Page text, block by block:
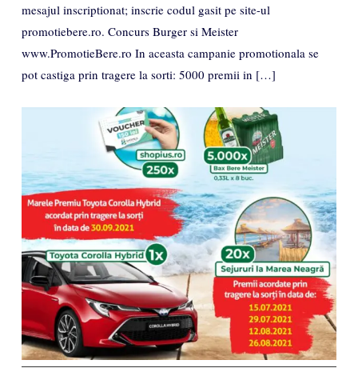
mesajul inscriptionat; inscrie codul gasit pe site-ul
promotiebere.ro. Concurs Burger si Meister
www.PromotieBere.ro In aceasta campanie promotionala se
pot castiga prin tragere la sorti: 5000 premii in […]